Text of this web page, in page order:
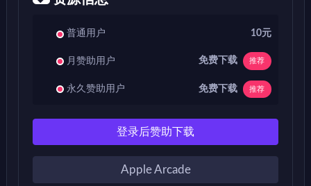
普通用户 10元
月赞助用户 免费下载 推荐
永久赞助用户 免费下载 推荐
登录后赞助下载
Apple Arcade